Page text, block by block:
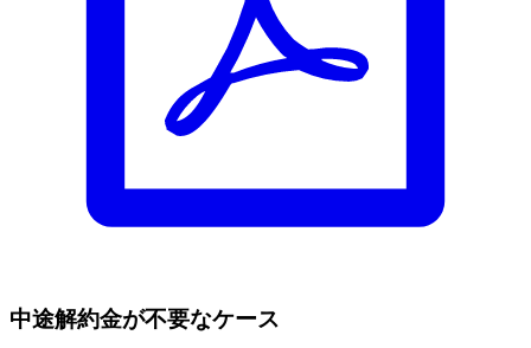
中途解約金が不要なケース